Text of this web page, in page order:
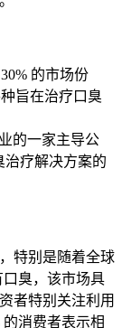
的市场份
旨在治疗口臭
的一家主导公
治疗解决方案的
特别是随着全球
臭，该市场具
者特别关注利用
消费者表示相